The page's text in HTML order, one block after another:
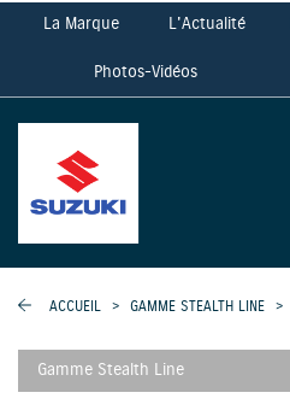
La Marque L'Actualité
Photos-Vidéos
ACCUEIL > GAMME STEALTH LINE >